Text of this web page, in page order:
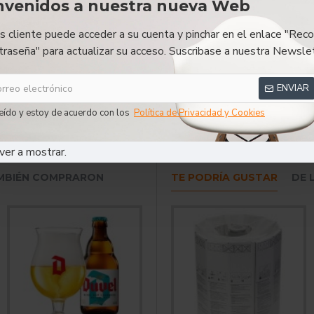
a nuestra nueva Web
cliente puede acceder a su cuenta y pinchar en el enlace
para actualizar su acceso. Suscribase a nuestra
ENVIAR
y estoy de acuerdo con los Política de Privacidad y Cookies
a mostrar.
DESCRIPCIÓN RESEÑAS
Belga
COMPRARON TE PODRÍA GUSTAR DE